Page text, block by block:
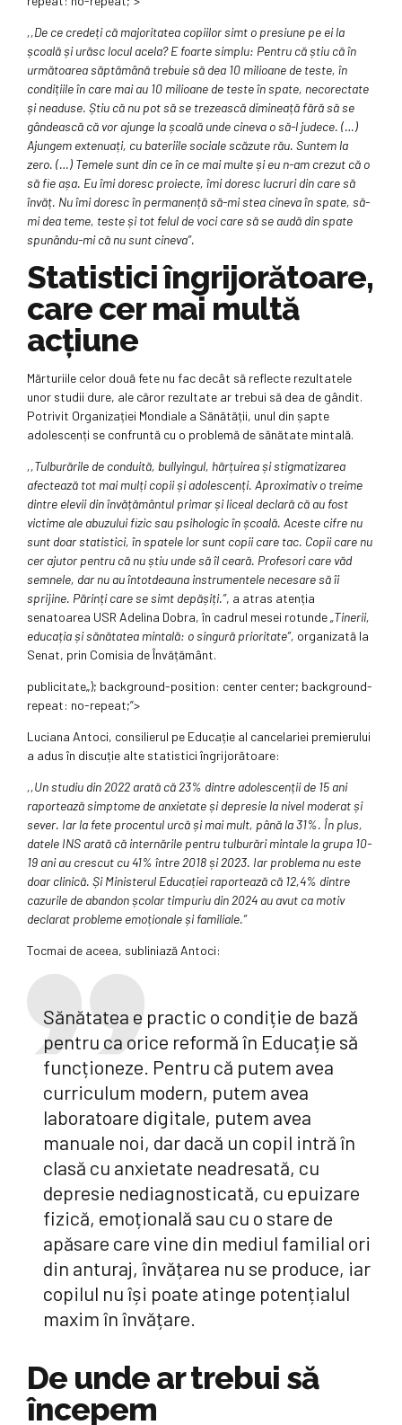
,,De ce credeți că majoritatea copiilor simt o presiune pe ei la
școală și urăsc locul acela? E foarte simplu: Pentru că știu că în
următoarea săptămână trebuie să dea 10 milioane de teste, în
condițiile în care mai au 10 milioane de teste în spate, necorectate
și neaduse. Știu că nu pot să se trezească dimineață fără să se
gândească că vor ajunge la școală unde cineva o să-l judece. (…)
Ajungem extenuați, cu bateriile sociale scăzute rău. Suntem la
zero. (…) Temele sunt din ce în ce mai multe și eu n-am crezut că o
să fie așa. Eu îmi doresc proiecte, îmi doresc lucruri din care să
învăț. Nu îmi doresc în permanență să-mi stea cineva în spate, să-
mi dea teme, teste și tot felul de voci care să se audă din spate
spunându-mi că nu sunt cineva”.
Statistici îngrijorătoare,
care cer mai multă
acțiune
Mărturiile celor două fete nu fac decât să reflecte rezultatele
unor studii dure, ale căror rezultate ar trebui să dea de gândit.
Potrivit Organizației Mondiale a Sănătății, unul din șapte
adolescenți se confruntă cu o problemă de sănătate mintală.
,,Tulburările de conduită, bullyingul, hărțuirea și stigmatizarea
afectează tot mai mulți copii și adolescenți. Aproximativ o treime
dintre elevii din învățământul primar și liceal declară că au fost
victime ale abuzului fizic sau psihologic în școală. Aceste cifre nu
sunt doar statistici, în spatele lor sunt copii care tac. Copii care nu
cer ajutor pentru că nu știu unde să îl ceară. Profesori care văd
semnele, dar nu au întotdeauna instrumentele necesare să îi
sprijine. Părinți care se simt depășiți.”, a atras atenția
senatoarea USR Adelina Dobra, în cadrul mesei rotunde„Tinerii,
educația și sănătatea mintală: o singură prioritate”, organizată la
Senat, prin Comisia de Învățământ.
publicitate„); background-position: center center; background-
repeat: no-repeat;”>
Luciana Antoci, consilierul pe Educație al cancelariei premierului
a adus în discuție alte statistici îngrijorătoare:
,,Un studiu din 2022 arată că 23% dintre adolescenții de 15 ani
raportează simptome de anxietate și depresie la nivel moderat și
sever. Iar la fete procentul urcă și mai mult, până la 31%. În plus,
datele INS arată că internările pentru tulburări mintale la grupa 10-
19 ani au crescut cu 41% între 2018 și 2023. Iar problema nu este
doar clinică. Și Ministerul Educației raportează că 12,4% dintre
cazurile de abandon școlar timpuriu din 2024 au avut ca motiv
declarat probleme emoționale și familiale.”
Tocmai de aceea, subliniază Antoci:
Sănătatea e practic o condiție de bază
pentru ca orice reformă în Educație să
funcționeze. Pentru că putem avea
curriculum modern, putem avea
laboratoare digitale, putem avea
manuale noi, dar dacă un copil intră în
clasă cu anxietate neadresată, cu
depresie nediagnosticată, cu epuizare
fizică, emoțională sau cu o stare de
apăsare care vine din mediul familial ori
din anturaj, învățarea nu se produce, iar
copilul nu își poate atinge potențialul
maxim în învățare.
De unde ar trebui să
începem